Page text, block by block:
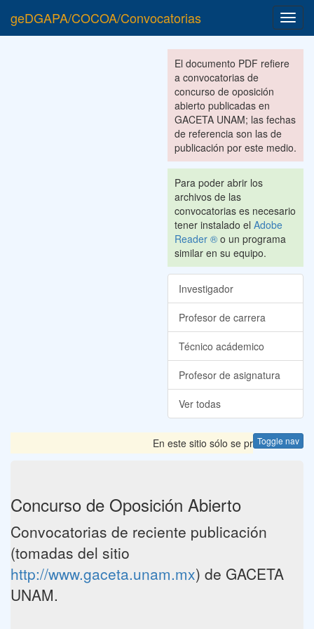
geDGAPA/COCOA/Convocatorias
El documento PDF refiere
a convocatorias de
concurso de oposición
abierto publicadas en
GACETA UNAM; las fechas
de referencia son las de
publicación por este medio.
Para poder abrir los
archivos de las
convocatorias es necesario
tener instalado el Adobe
Reader ® o un programa
similar en su equipo.
Investigador
Profesor de carrera
Técnico acádemico
Profesor de asignatura
Ver todas
Toggle nav
En este sitio sólo se presentan las
Concurso de Oposición Abierto
Convocatorias de reciente publicación
(tomadas del sitio
http://www.gaceta.unam.mx) de GACETA
UNAM.